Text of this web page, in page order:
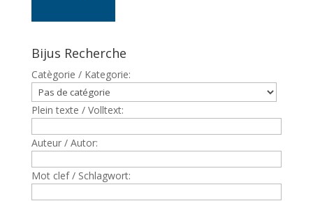
Bijus Recherche
Catègorie / Kategorie:
Plein texte / Volltext:
Auteur / Autor:
Mot clef / Schlagwort: